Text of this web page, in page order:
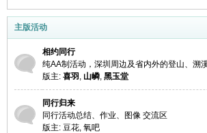
主版活动
相约同行
纯AA制活动，深圳周边及省内外的登山、溯
版主: 喜羽 , 山嶙, 黑玉堂
同行归来
同行活动总结、作业、图像 交流区
版主: 豆花, 氧吧